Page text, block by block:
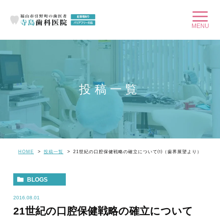
投稿一覧
HOME 投稿一覧 21世紀の口腔保健戦略の確立について⑴（歯界展望より）
BLOGS
2016.08.01
21世紀の口腔保健戦略の確立について